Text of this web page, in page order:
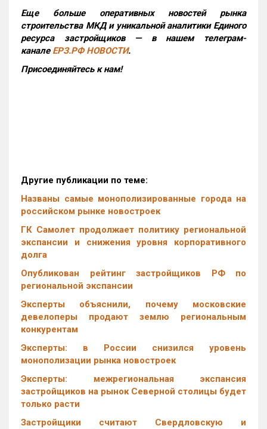
Еще больше оперативных новостей рынка
строительства МКД и уникальной аналитики Единого
ресурса застройщиков — в нашем телеграм-
канале ЕРЗ.РФ НОВОСТИ.
Присоединяйтесь к нам!
Другие публикации по теме:
Названы самые монополизированные города на
российском рынке новостроек
ГК Самолет продолжает политику региональной
экспансии и снижения уровня корпоративного
долга
Опубликован рейтинг застройщиков РФ по
региональной экспансии
Эксперты объяснили, почему московские
девелоперы продают землю региональным
конкурентам
Эксперты: в России снизился уровень
монополизации рынка новостроек
Эксперты: межрегиональная экспансия
застройщиков на рынок Северной столицы будет
только расти
Застройщики считают Свердловскую и